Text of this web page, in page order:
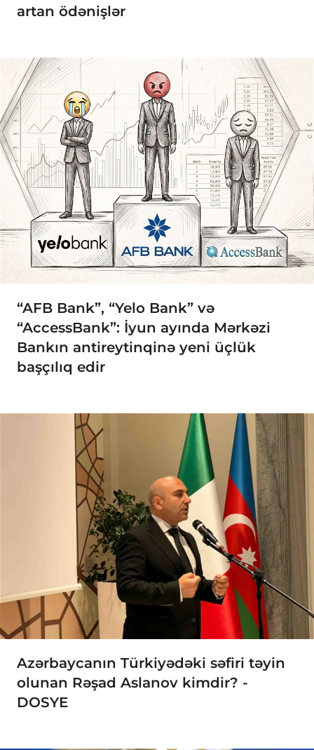
artan ödənişlər
“AFB Bank”, “Yelo Bank” və
“AccessBank”: İyun ayında Mərkəzi
Bankın antireytinqinə yeni üçlük
başçılıq edir
Azərbaycanın Türkiyədəki səfiri təyin
olunan Rəşad Aslanov kimdir? -
DOSYE